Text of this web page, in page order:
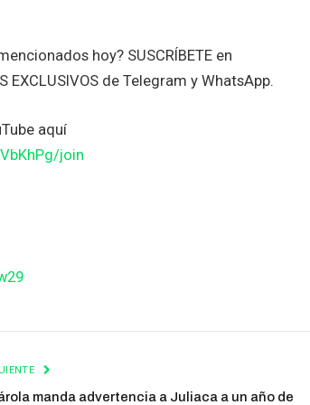
hoy? SUSCRÍBETE en
EXCLUSIVOS de Telegram y WhatsApp.
aquí
join
manda advertencia a Juliaca a un año de